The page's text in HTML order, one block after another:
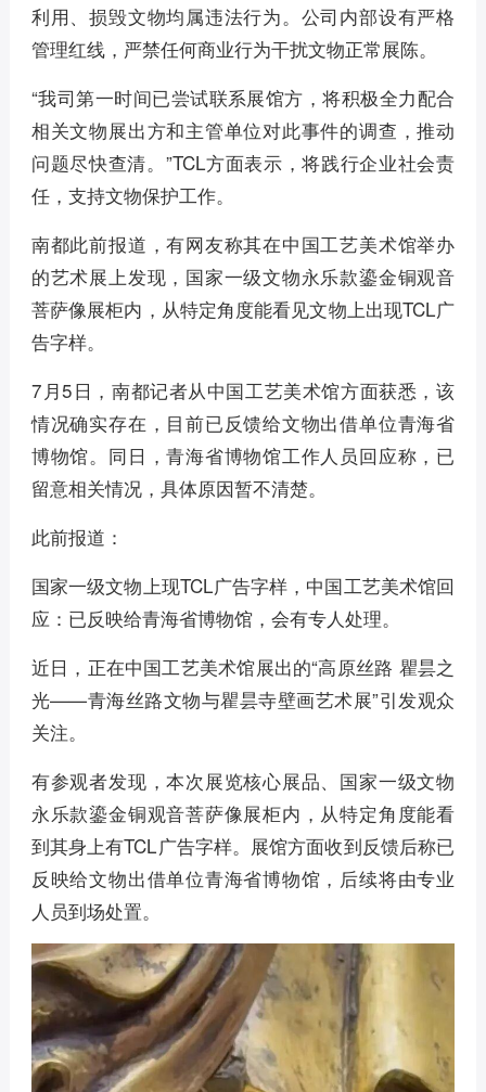
利用、损毁文物均属违法行为。公司内部设有严格
管理红线，严禁任何商业行为干扰文物正常展陈。
“我司第一时间已尝试联系展馆方，将积极全力配合
相关文物展出方和主管单位对此事件的调查，推动
问题尽快查清。”TCL方面表示，将践行企业社会责
任，支持文物保护工作。
南都此前报道，有网友称其在中国工艺美术馆举办
的艺术展上发现，国家一级文物永乐款鎏金铜观音
菩萨像展柜内，从特定角度能看见文物上出现TCL广
告字样。
7月5日，南都记者从中国工艺美术馆方面获悉，该
情况确实存在，目前已反馈给文物出借单位青海省
博物馆。同日，青海省博物馆工作人员回应称，已
留意相关情况，具体原因暂不清楚。
此前报道：
国家一级文物上现TCL广告字样，中国工艺美术馆回
应：已反映给青海省博物馆，会有专人处理。
近日，正在中国工艺美术馆展出的“高原丝路 瞿昙之
光——青海丝路文物与瞿昙寺壁画艺术展”引发观众
关注。
有参观者发现，本次展览核心展品、国家一级文物
永乐款鎏金铜观音菩萨像展柜内，从特定角度能看
到其身上有TCL广告字样。展馆方面收到反馈后称已
反映给文物出借单位青海省博物馆，后续将由专业
人员到场处置。